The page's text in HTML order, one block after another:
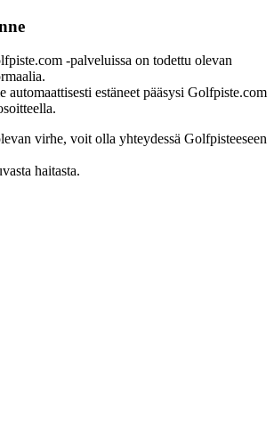
-palveluissa on todettu olevan
automaattisesti estäneet pääsysi Golfpiste.com
virhe, voit olla yhteydessä Golfpisteeseen
haitasta.